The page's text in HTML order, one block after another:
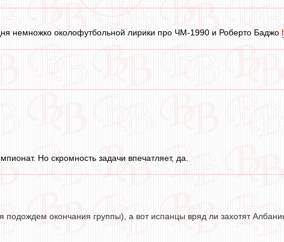
немножко околофутбольной лирики про ЧМ-1990 и Роберто Баджо
Но скромность задачи впечатляет, да.
подождем окончания группы), а вот испанцы вряд ли захотят